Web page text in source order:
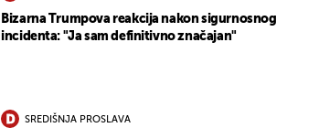
Bizarna Trumpova reakcija nakon sigurnosnog
incidenta: "Ja sam definitivno značajan"
SREDIŠNJA PROSLAVA